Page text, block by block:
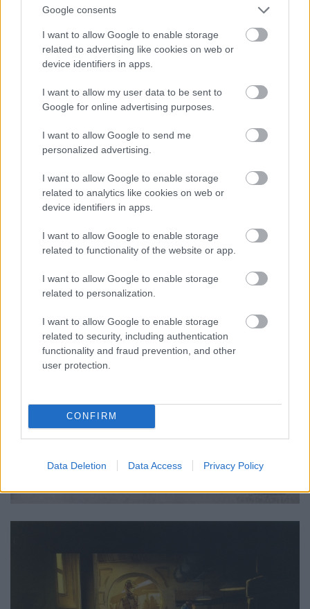
Google consents
I want to allow Google to enable storage
related to advertising like cookies on web or
device identifiers in apps.
I want to allow my user data to be sent to
Google for online advertising purposes.
I want to allow Google to send me
personalized advertising.
I want to allow Google to enable storage
related to analytics like cookies on web or
device identifiers in apps.
I want to allow Google to enable storage
related to functionality of the website or app.
I want to allow Google to enable storage
related to personalization.
I want to allow Google to enable storage
related to security, including authentication
functionality and fraud prevention, and other
user protection.
CONFIRM
Data Deletion Data Access Privacy Policy